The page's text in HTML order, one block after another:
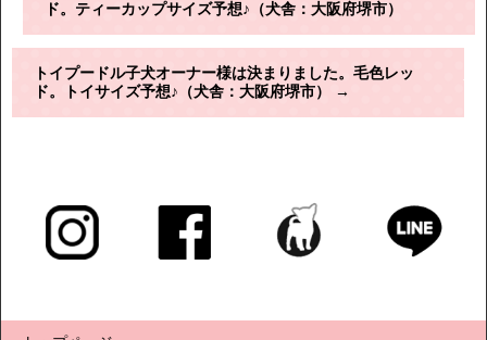
ド。ティーカップサイズ予想♪（犬舎：大阪府堺市）
トイプードル子犬オーナー様は決まりました。毛色レッ
ド。トイサイズ予想♪（犬舎：大阪府堺市）
→